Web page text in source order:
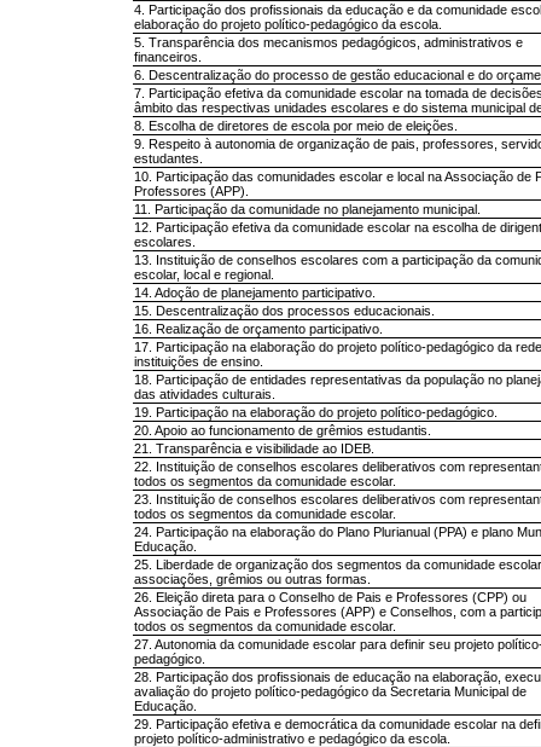
4. Participação dos profissionais da educação e da comunidade
elaboração do projeto político-pedagógico da escola.
5. Transparência dos mecanismos pedagógicos, administrativos e
financeiros.
6. Descentralização do processo de gestão educacional e do
7. Participação efetiva da comunidade escolar na tomada de
âmbito das respectivas unidades escolares e do sistema municipal
8. Escolha de diretores de escola por meio de eleições.
9. Respeito à autonomia de organização de pais, professores,
estudantes.
10. Participação das comunidades escolar e local na Associação de
Professores (APP).
11. Participação da comunidade no planejamento municipal.
12. Participação efetiva da comunidade escolar na escolha de
escolares.
13. Instituição de conselhos escolares com a participação da
escolar, local e regional.
14. Adoção de planejamento participativo.
15. Descentralização dos processos educacionais.
16. Realização de orçamento participativo.
17. Participação na elaboração do projeto político-pedagógico da
instituições de ensino.
18. Participação de entidades representativas da população no
das atividades culturais.
19. Participação na elaboração do projeto político-pedagógico.
20. Apoio ao funcionamento de grêmios estudantis.
21. Transparência e visibilidade ao IDEB.
22. Instituição de conselhos escolares deliberativos com
todos os segmentos da comunidade escolar.
23. Instituição de conselhos escolares deliberativos com
todos os segmentos da comunidade escolar.
24. Participação na elaboração do Plano Plurianual (PPA) e plano
Educação.
25. Liberdade de organização dos segmentos da comunidade
associações, grêmios ou outras formas.
26. Eleição direta para o Conselho de Pais e Professores (CPP) ou
Associação de Pais e Professores (APP) e Conselhos, com a
todos os segmentos da comunidade escolar.
27. Autonomia da comunidade escolar para definir seu projeto
pedagógico.
28. Participação dos profissionais de educação na elaboração,
avaliação do projeto político-pedagógico da Secretaria Municipal de
Educação.
29. Participação efetiva e democrática da comunidade escolar na
projeto político-administrativo e pedagógico da escola.